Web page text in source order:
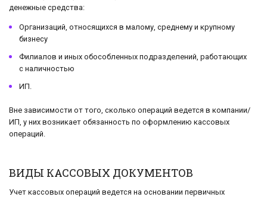
денежные средства:
Организаций, относящихся в малому, среднему и крупному
бизнесу
Филиалов и иных обособленных подразделений, работающих
с наличностью
ИП.
Вне зависимости от того, сколько операций ведется в компании/
ИП, у них возникает обязанность по оформлению кассовых
операций.
ВИДЫ КАССОВЫХ ДОКУМЕНТОВ
Учет кассовых операций ведется на основании первичных